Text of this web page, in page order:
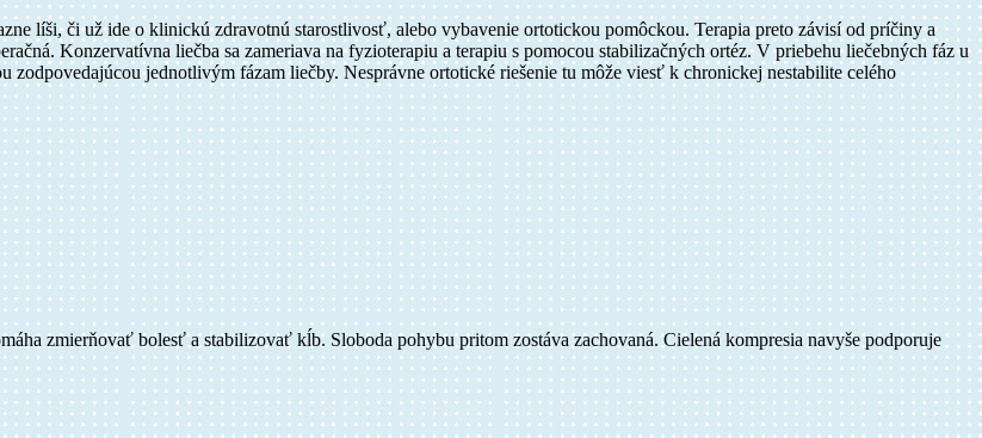
líši, či už ide o klinickú zdravotnú starostlivosť, alebo vybavenie ortotickou pomôckou. Terapia preto závisí od príčiny a
Konzervatívna liečba sa zameriava na fyzioterapiu a terapiu s pomocou stabilizačných ortéz. V priebehu liečebných fáz u
jednotlivým fázam liečby. Nesprávne ortotické riešenie tu môže viesť k chronickej nestabilite celého
zmierňovať bolesť a stabilizovať kĺb. Sloboda pohybu pritom zostáva zachovaná. Cielená kompresia navyše podporuje